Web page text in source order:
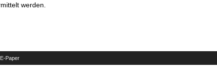
werden.
E-Paper